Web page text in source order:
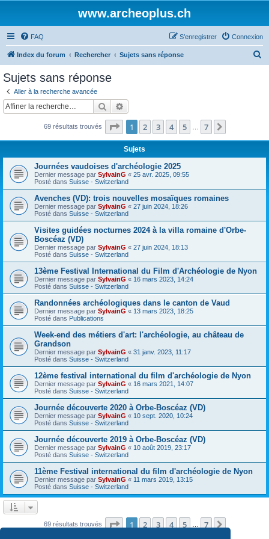
www.archeoplus.ch
FAQ Connexion
S’enregistrer
Index du forum Rechercher Sujets sans réponse
c
Sujets sans réponse
Aller à la recherche avancée
Rechercher
69 résultats trouvés Page 1sur7
1 2 3 4 5 7
Sujets
Journées vaudoises d'archéologie 2025
Dernier message par SylvainG « 25 avr. 2025, 09:55
Posté dans Suisse - Switzerland
Avenches (VD): trois nouvelles mosaïques romaines
Dernier message par SylvainG « 27 juin 2024, 18:26
Posté dans Suisse - Switzerland
Visites guidées nocturnes 2024 à la villa romaine d'Orbe-
Boscéaz (VD)
Dernier message par SylvainG « 27 juin 2024, 18:13
Posté dans Suisse - Switzerland
13ème Festival International du Film d'Archéologie de Nyon
Dernier message par SylvainG « 16 mars 2023, 14:24
Posté dans Suisse - Switzerland
Randonnées archéologiques dans le canton de Vaud
Dernier message par SylvainG « 13 mars 2023, 18:25
Posté dans Publications
Week-end des métiers d'art: l'archéologie, au château de
Grandson
Dernier message par SylvainG « 31 janv. 2023, 11:17
Posté dans Suisse - Switzerland
12ème festival international du film d'archéologie de Nyon
Dernier message par SylvainG « 16 mars 2021, 14:07
Posté dans Suisse - Switzerland
Journée découverte 2020 à Orbe-Boscéaz (VD)
Dernier message par SylvainG « 10 sept. 2020, 10:24
Posté dans Suisse - Switzerland
Journée découverte 2019 à Orbe-Boscéaz (VD)
Dernier message par SylvainG « 10 août 2019, 23:17
Posté dans Suisse - Switzerland
11ème Festival international du film d'archéologie de Nyon
Dernier message par SylvainG « 11 mars 2019, 13:15
Posté dans Suisse - Switzerland
69 résultats trouvés Page 1sur7
1 2 3 4 5 7